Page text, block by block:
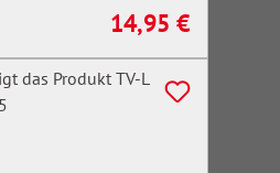
Regulärer Preis:
14,95 €